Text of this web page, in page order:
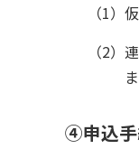
（1）
（2）
④申込手